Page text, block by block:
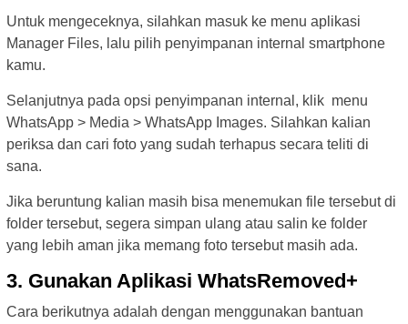
Untuk mengeceknya, silahkan masuk ke menu aplikasi
Manager Files, lalu pilih penyimpanan internal smartphone
kamu.
Selanjutnya pada opsi penyimpanan internal, klik menu
WhatsApp > Media > WhatsApp Images. Silahkan kalian
periksa dan cari foto yang sudah terhapus secara teliti di
sana.
Jika beruntung kalian masih bisa menemukan file tersebut di
folder tersebut, segera simpan ulang atau salin ke folder
yang lebih aman jika memang foto tersebut masih ada.
3. Gunakan Aplikasi WhatsRemoved+
Cara berikutnya adalah dengan menggunakan bantuan